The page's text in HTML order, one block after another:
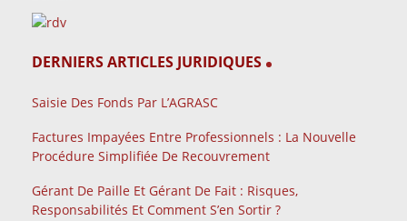
DERNIERS ARTICLES JURIDIQUES
Saisie Des Fonds Par L’AGRASC
Factures Impayées Entre Professionnels : La Nouvelle
Procédure Simplifiée De Recouvrement
Gérant De Paille Et Gérant De Fait : Risques,
Responsabilités Et Comment S’en Sortir ?